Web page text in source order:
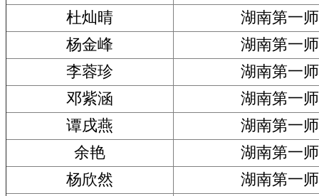
杜灿晴
湖南第一
杨金峰
湖南第一
李蓉珍
湖南第一
邓紫涵
湖南第一
谭戌燕
湖南第一
余艳
湖南第一
杨欣然
湖南第一